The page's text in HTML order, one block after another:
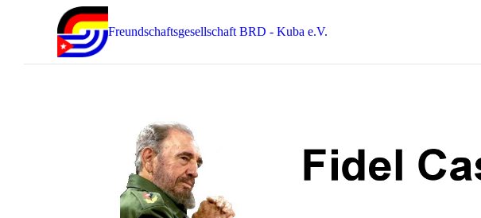
Freundschaftsgesellschaft BRD - Kuba e.V.